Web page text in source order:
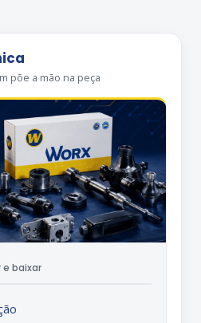
põe a mão na peça
e baixar